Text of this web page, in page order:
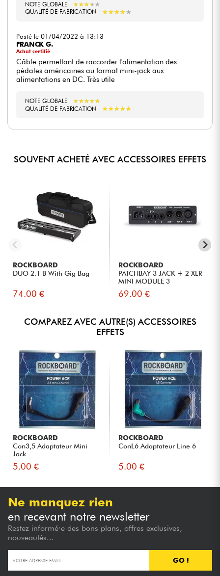
NOTE GLOBALE ★★★★ ★
★★★★ ★
QUALITÉ DE FABRICATION
★★★★★
★★★★★
Posté le 01/04/2022 à 13:13
FRANCK G.
Achat certifié
Câble permettant de raccorder l'alimentation des
pédales américaines au format mini-jack aux
alimentations en DC. Très utile
NOTE GLOBALE ★★★★★
★★★★★
QUALITÉ DE FABRICATION
★★★★★
★★★★★
SOUVENT ACHETÉ AVEC ACCESSOIRES EFFETS
ROCKBOARD
DUO 2.1 B With Gig Bag
74.00 €
ROCKBOARD
PATCHBAY 3 JACK + 2 XLR
MINI MODULE 3
69.00 €
COMPAREZ AVEC AUTRE(S) ACCESSOIRES
EFFETS
ROCKBOARD
Con3,5 Adaptateur Mini
Jack
5.00 €
ROCKBOARD
ConL6 Adaptateur Line 6
5.00 €
Ne manquez rien
en recevant notre newsletter
Restez informé·e des bons plans, offres exclusives,
nouveautés...
GO !